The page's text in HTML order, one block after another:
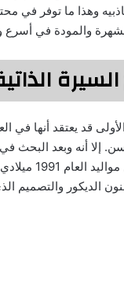
وهذا ما توفر في
والمودة في أسرع
الأولى قد يعتقد أنها
إلا أنه وبعد البحث
العمر 31
الديكور والتصميم